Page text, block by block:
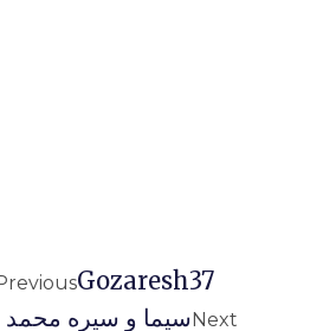
Gozaresh37
Nextسیما و سیره محمد در قرآن ۲۲-بخش